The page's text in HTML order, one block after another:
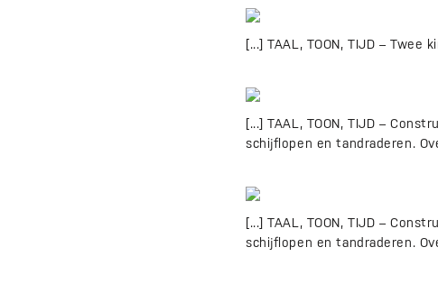
[...] TAAL, TOON, TIJD –
[...] TAAL, TOON, TIJD –
schijflopen en tandraderen.
[...] TAAL, TOON, TIJD –
schijflopen en tandraderen.